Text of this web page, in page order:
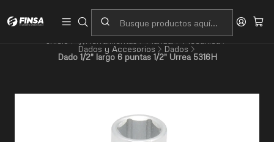
Dados y Accesorios Dados
Dado 1/2" largo 6 puntas 1/2" Urrea 5316H